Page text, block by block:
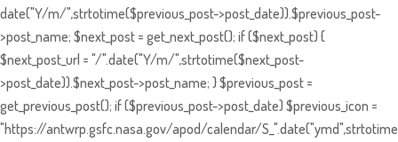
date("Y/m/",strtotime($previous_post->post_date)).$previous_post-
>post_name; $next_post = get_next_post(); if ($next_post) {
$next_post_url = "/".date("Y/m/",strtotime($next_post-
>post_date)).$next_post->post_name; } $previous_post =
get_previous_post(); if ($previous_post->post_date) $previous_icon =
"https://antwrp.gsfc.nasa.gov/apod/calendar/